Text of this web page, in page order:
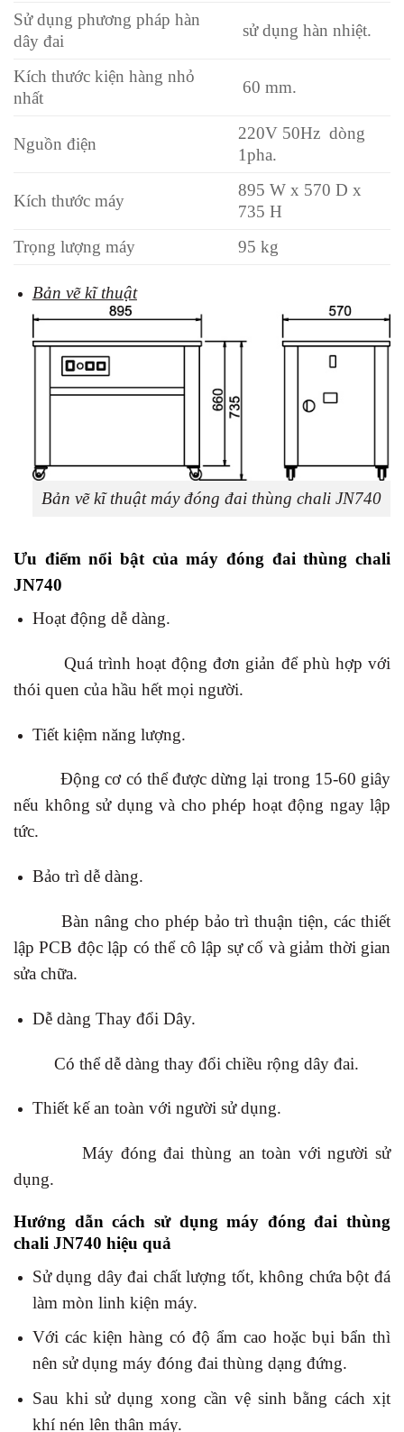
Sử dụng phương pháp hàn
dây đai
sử dụng hàn nhiệt.
Kích thước kiện hàng nhỏ
nhất
60 mm.
Nguồn điện
220V 50Hz dòng
1pha.
Kích thước máy
895 W x 570 D x
735 H
Trọng lượng máy
95 kg
Bản vẽ kĩ thuật
Bản vẽ kĩ thuật máy đóng đai thùng chali JN740
Ưu điểm nổi bật của máy đóng đai thùng chali
JN740
Hoạt động dễ dàng.
Quá trình hoạt động đơn giản để phù hợp với
thói quen của hầu hết mọi người.
Tiết kiệm năng lượng.
Động cơ có thể được dừng lại trong 15-60 giây
nếu không sử dụng và cho phép hoạt động ngay lập
tức.
Bảo trì dễ dàng.
Bàn nâng cho phép bảo trì thuận tiện, các thiết
lập PCB độc lập có thể cô lập sự cố và giảm thời gian
sửa chữa.
Dễ dàng Thay đổi Dây.
Có thể dễ dàng thay đổi chiều rộng dây đai.
Thiết kế an toàn với người sử dụng.
Máy đóng đai thùng an toàn với người sử
dụng.
Hướng dẫn cách sử dụng máy đóng đai thùng
chali JN740 hiệu quả
Sử dụng dây đai chất lượng tốt, không chứa bột đá
làm mòn linh kiện máy.
Với các kiện hàng có độ ẩm cao hoặc bụi bẩn thì
nên sử dụng máy đóng đai thùng dạng đứng.
Sau khi sử dụng xong cần vệ sinh bằng cách xịt
khí nén lên thân máy.